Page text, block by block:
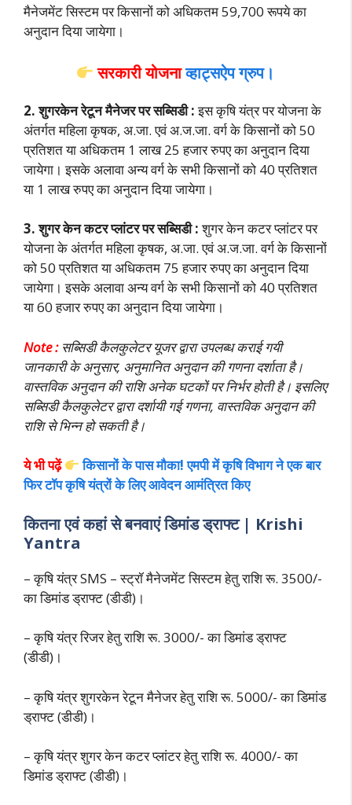
मैनेजमेंट सिस्टम पर किसानों को अधिकतम 59,700 रूपये का
अनुदान दिया जायेगा।
सरकारी योजनाव्हाट्सऐप ग्रुप।
2. शुगरकेन रेटून मैनेजर पर सब्सिडी :इस कृषि यंत्र पर योजना के
अंतर्गत महिला कृषक, अ.जा. एवं अ.ज.जा. वर्ग के किसानों को 50
प्रतिशत या अधिकतम 1 लाख 25 हजार रुपए का अनुदान दिया
जायेगा। इसके अलावा अन्य वर्ग के सभी किसानों को 40 प्रतिशत
या 1 लाख रुपए का अनुदान दिया जायेगा।
3. शुगर केन कटर प्लांटर पर सब्सिडी :शुगर केन कटर प्लांटर पर
योजना के अंतर्गत महिला कृषक, अ.जा. एवं अ.ज.जा. वर्ग के किसानों
को 50 प्रतिशत या अधिकतम 75 हजार रुपए का अनुदान दिया
जायेगा। इसके अलावा अन्य वर्ग के सभी किसानों को 40 प्रतिशत
या 60 हजार रुपए का अनुदान दिया जायेगा।
Note : सब्सिडी कैलकुलेटर यूजर द्वारा उपलब्ध कराई गयी
जानकारी के अनुसार, अनुमानित अनुदान की गणना दर्शाता है।
वास्तविक अनुदान की राशि अनेक घटकों पर निर्भर होती है। इसलिए
सब्सिडी कैलकुलेटर द्वारा दर्शायी गई गणना, वास्तविक अनुदान की
राशि से भिन्न हो सकती है।
ये भी पढ़ें
किसानों के पास मौका! एमपी में कृषि विभाग ने एक बार
फिर टॉप कृषि यंत्रों के लिए आवेदन आमंत्रित किए
कितना एवं कहां से बनवाएं डिमांड ड्राफ्ट | Krishi
Yantra
– कृषि यंत्र SMS – स्ट्रॉ मैनेजमेंट सिस्टम हेतु राशि रू. 3500/-
का डिमांड ड्राफ्ट (डीडी)।
– कृषि यंत्र रिजर हेतु राशि रू. 3000/- का डिमांड ड्राफ्ट
(डीडी)।
– कृषि यंत्र शुगरकेन रेटून मैनेजर हेतु राशि रू. 5000/- का डिमांड
ड्राफ्ट (डीडी)।
– कृषि यंत्र शुगर केन कटर प्लांटर हेतु राशि रू. 4000/- का
डिमांड ड्राफ्ट (डीडी)।